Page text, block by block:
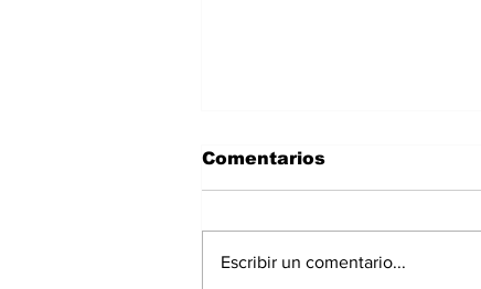
Comentarios
Escribir un comentario...